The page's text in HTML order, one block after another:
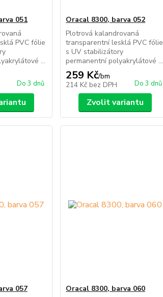
051
PVC fólie
...
Do 3 dnů
Oracal 8300, barva 052
Plotrová kalandrovaná
transparentní lesklá PVC fólie
s UV stabilizátory
permanentní polyakrylátové ...
259 Kč/bm
214 Kč bez DPH Do 3 dnů
Zvolit variantu
057
Oracal 8300, barva 060